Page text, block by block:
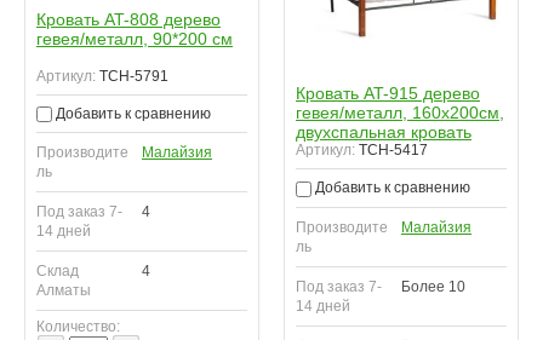
Кровать AT-808 дерево
гевея/металл, 90*200 см
Артикул: TCH-5791
Добавить к сравнению
Производите
ль
Малайзия
Под заказ 7-
14 дней
4
Склад
Алматы
4
Количество:
Кровать AT-915 дерево
гевея/металл, 160х200см,
двухспальная кровать
Артикул: TCH-5417
Добавить к сравнению
Производите
ль
Малайзия
Под заказ 7-
14 дней
Более 10